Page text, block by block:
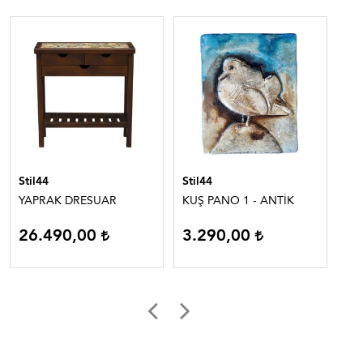
Stil44
YAPRAK DRESUAR
26.490,00
Stil44
KUŞ PANO 1 - ANTİK
3.290,00